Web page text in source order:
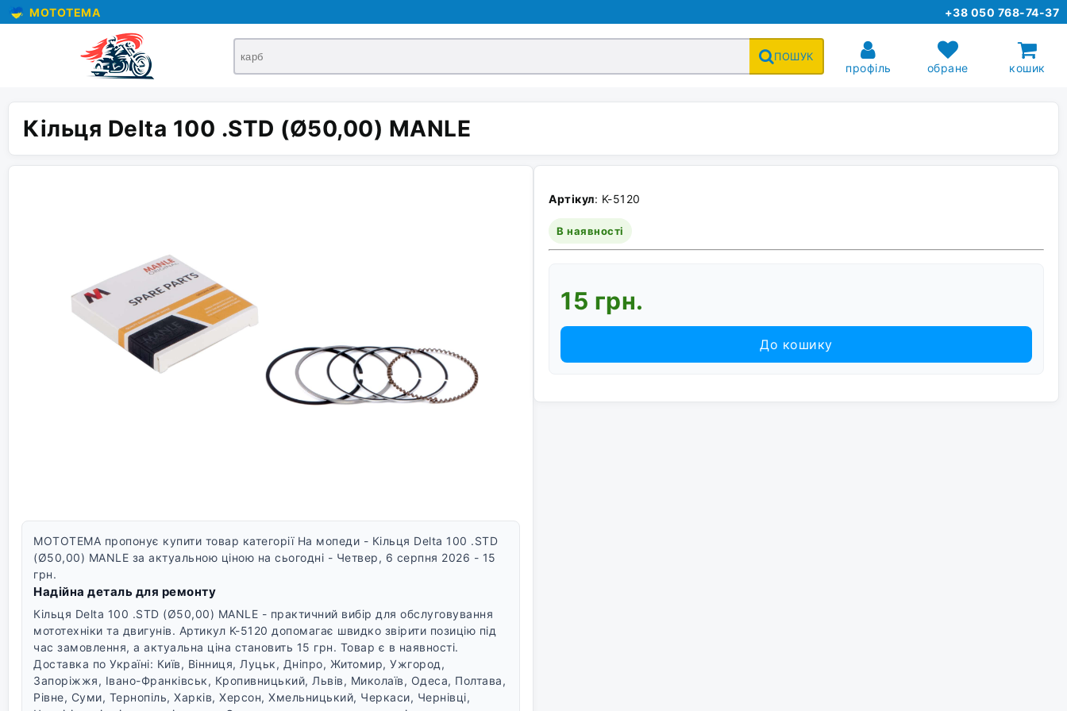
MOTOTEMA +38 050 768-74-37
ПОШУК
профіль обране кошик
Кільця Delta 100 .STD (Ø50,00) MANLE
MOTOTEMA пропонує купити товар категорії На мопеди - Кільця Delta 100 .STD
(Ø50,00) MANLE за актуальною ціною на сьогодні - Четвер, 6 серпня 2026 - 15
грн.
Надійна деталь для ремонту
Кільця Delta 100 .STD (Ø50,00) MANLE - практичний вибір для обслуговування
мототехніки та двигунів. Артикул K-5120 допомагає швидко звірити позицію під
час замовлення, а актуальна ціна становить 15 грн. Товар є в наявності.
Доставка по Україні: Київ, Вінниця, Луцьк, Дніпро, Житомир, Ужгород,
Запоріжжя, Івано-Франківськ, Кропивницький, Львів, Миколаїв, Одеса, Полтава,
Рівне, Суми, Тернопіль, Харків, Херсон, Хмельницький, Черкаси, Чернівці,
Артікул: K-5120
В наявності
15 грн.
До кошику